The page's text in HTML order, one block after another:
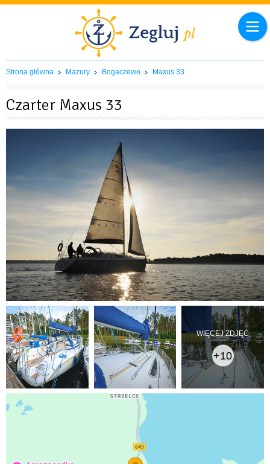
Strona główna Mazury Bogaczewo Maxus 33
Czarter Maxus 33
WIĘCEJ ZDJĘĆ
+10